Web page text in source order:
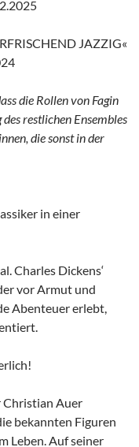
JAZZIG«
die Rollen von Fagin
restlichen Ensembles
die sonst in der
in einer
Charles Dickens‘
vor Armut und
Abenteuer erlebt,
Christian Auer
bekannten Figuren
Leben. Auf seiner